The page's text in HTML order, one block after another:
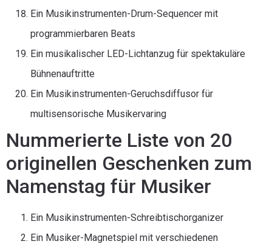
Ein Musikinstrumenten-Drum-Sequencer mit
programmierbaren Beats
Ein musikalischer LED-Lichtanzug für spektakuläre
Bühnenauftritte
Ein Musikinstrumenten-Geruchsdiffusor für
multisensorische Musikervaring
Nummerierte Liste von 20
originellen Geschenken zum
Namenstag für Musiker
Ein Musikinstrumenten-Schreibtischorganizer
Ein Musiker-Magnetspiel mit verschiedenen